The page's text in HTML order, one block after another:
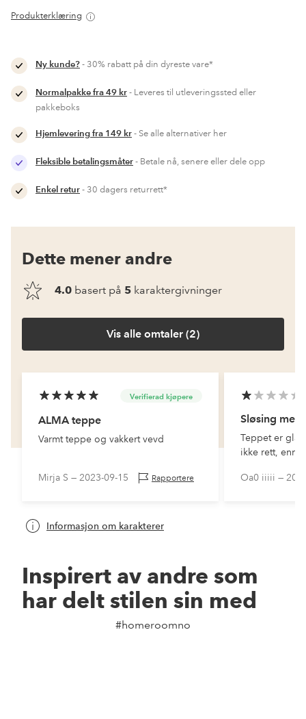
Produkterklæring
Ny kunde?- 30% rabatt på din dyreste vare*
Normalpakke fra 49 kr- Leveres til utleveringssted eller
pakkeboks
Hjemlevering fra 149 kr- Se alle alternativer her
Fleksible betalingsmåter- Betale nå, senere eller dele opp
Enkel retur- 30 dagers returrett*
Dette mener andre
4.0 basert på 5 karaktergivninger
Vis alle omtaler (2)
Verifierad kjøpere
ALMA teppe
Varmt teppe og vakkert vevd
Mirja S — 2023-09-15 Rapportere
Sløsing med
Teppet er
ikke rett, enn
Oa0 iiiii —
Informasjon om karakterer
Inspirert av andre som
har delt stilen sin med
#homeroomno